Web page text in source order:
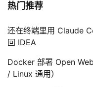
热门推荐
还在终端里用 Claude
回 IDEA
Docker 部署 Open
/ Linux 通用）